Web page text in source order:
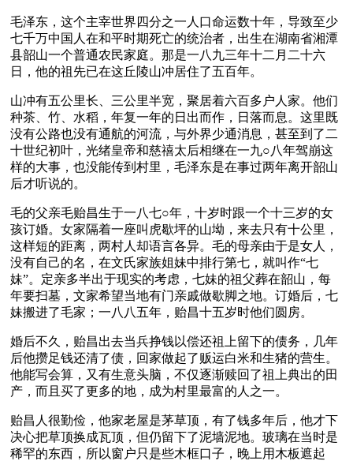
毛泽东，这个主宰世界四分之一人口命运数十年，导致至少
七千万中国人在和平时期死亡的统治者，出生在湖南省湘潭
县韶山一个普通农民家庭。那是一八九三年十二月二十六
日，他的祖先已在这丘陵山冲居住了五百年。
山冲有五公里长、三公里半宽，聚居着六百多户人家。他们
种茶、竹、水稻，年复一年的日出而作，日落而息。这里既
没有公路也没有通航的河流，与外界少通消息，甚至到了二
十世纪初叶，光绪皇帝和慈禧太后相继在一九○八年驾崩这
样的大事，也没能传到村里，毛泽东是在事过两年离开韶山
后才听说的。
毛的父亲毛贻昌生于一八七○年，十岁时跟一个十三岁的女
孩订婚。女家隔着一座叫虎歇坪的山坳，来去只有十公里，
这样短的距离，两村人却语言各异。毛的母亲由于是女人，
没有自己的名，在文氏家族姐妹中排行第七，就叫作“七
妹”。定亲多半出于现实的考虑，七妹的祖父葬在韶山，每
年要扫墓，文家希望当地有门亲戚做歇脚之地。订婚后，七
妹搬进了毛家；一八八五年，贻昌十五岁时他们圆房。
婚后不久，贻昌出去当兵挣钱以偿还祖上留下的债务，几年
后他攒足钱还清了债，回家做起了贩运白米和生猪的营生。
他能写会算，又有生意头脑，不仅逐渐赎回了祖上典出的田
产，而且买了更多的地，成为村里最富的人之一。
贻昌人很勤俭，他家老屋是茅草顶，有了钱多年后，他才下
决心把草顶换成瓦顶，但仍留下了泥墙泥地。玻璃在当时是
稀罕的东西，所以窗户只是些木框口子，晚上用木板遮起